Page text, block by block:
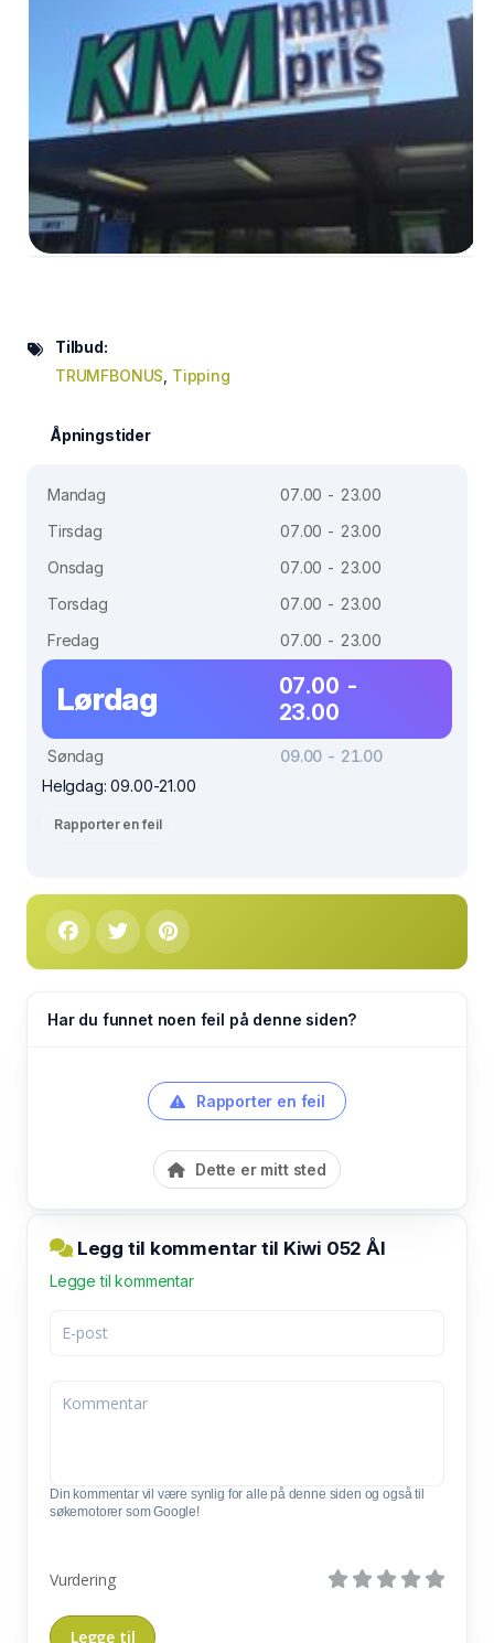
Tilbud:
TRUMFBONUS Tipping
Åpningstider
Mandag
07.00 - 23.00
Tirsdag
07.00 - 23.00
Onsdag
07.00 - 23.00
Torsdag
07.00 - 23.00
Fredag
07.00 - 23.00
Lørdag
07.00 -
23.00
Søndag
09.00 - 21.00
Helgdag: 09.00-21.00
Rapporter en feil
Har du funnet noen feil på denne siden?
Rapporter en feil
Dette er mitt sted
Legg til kommentar til Kiwi 052 Ål
Legge til kommentar
Din kommentar vil være synlig for alle på denne siden og også til
søkemotorer som Google!
Vurdering